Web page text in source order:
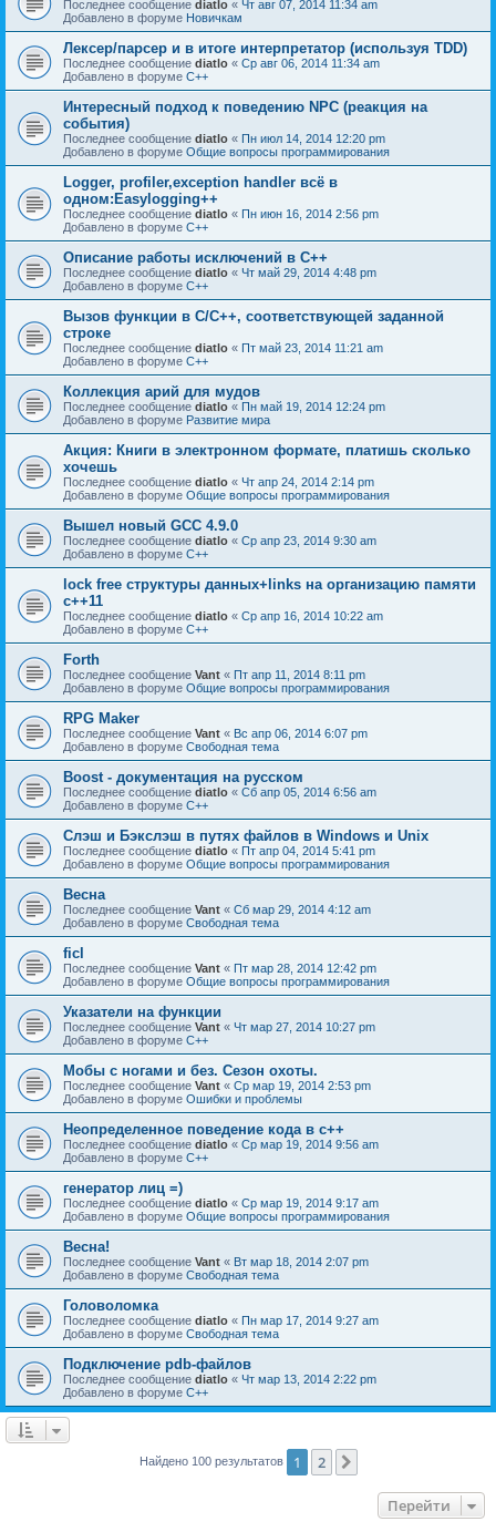
Последнее сообщение diatlo « Чт авг 07, 2014 11:34 am
Добавлено в форуме Новичкам
Лексер/парсер и в итоге интерпретатор (используя TDD)
Последнее сообщение diatlo « Ср авг 06, 2014 11:34 am
Добавлено в форуме C++
Интересный подход к поведению NPC (реакция на
события)
Последнее сообщение diatlo « Пн июл 14, 2014 12:20 pm
Добавлено в форуме Общие вопросы программирования
Logger, profiler,exception handler всё в
одном:Easylogging++
Последнее сообщение diatlo « Пн июн 16, 2014 2:56 pm
Добавлено в форуме C++
Описание работы исключений в C++
Последнее сообщение diatlo « Чт май 29, 2014 4:48 pm
Добавлено в форуме C++
Вызов функции в C/C++, соответствующей заданной
строке
Последнее сообщение diatlo « Пт май 23, 2014 11:21 am
Добавлено в форуме C++
Коллекция арий для мудов
Последнее сообщение diatlo « Пн май 19, 2014 12:24 pm
Добавлено в форуме Развитие мира
Акция: Книги в электронном формате, платишь сколько
хочешь
Последнее сообщение diatlo « Чт апр 24, 2014 2:14 pm
Добавлено в форуме Общие вопросы программирования
Вышел новый GCC 4.9.0
Последнее сообщение diatlo « Ср апр 23, 2014 9:30 am
Добавлено в форуме C++
lock free структуры данных+links на организацию памяти
c++11
Последнее сообщение diatlo « Ср апр 16, 2014 10:22 am
Добавлено в форуме C++
Forth
Последнее сообщение Vant « Пт апр 11, 2014 8:11 pm
Добавлено в форуме Общие вопросы программирования
RPG Maker
Последнее сообщение Vant « Вс апр 06, 2014 6:07 pm
Добавлено в форуме Свободная тема
Boost - документация на русском
Последнее сообщение diatlo « Сб апр 05, 2014 6:56 am
Добавлено в форуме C++
Слэш и Бэкслэш в путях файлов в Windows и Unix
Последнее сообщение diatlo « Пт апр 04, 2014 5:41 pm
Добавлено в форуме Общие вопросы программирования
Весна
Последнее сообщение Vant « Сб мар 29, 2014 4:12 am
Добавлено в форуме Свободная тема
ficl
Последнее сообщение Vant « Пт мар 28, 2014 12:42 pm
Добавлено в форуме Общие вопросы программирования
Указатели на функции
Последнее сообщение Vant « Чт мар 27, 2014 10:27 pm
Добавлено в форуме C++
Мобы с ногами и без. Сезон охоты.
Последнее сообщение Vant « Ср мар 19, 2014 2:53 pm
Добавлено в форуме Ошибки и проблемы
Неопределенное поведение кода в c++
Последнее сообщение diatlo « Ср мар 19, 2014 9:56 am
Добавлено в форуме C++
генератор лиц =)
Последнее сообщение diatlo « Ср мар 19, 2014 9:17 am
Добавлено в форуме Общие вопросы программирования
Весна!
Последнее сообщение Vant « Вт мар 18, 2014 2:07 pm
Добавлено в форуме Свободная тема
Головоломка
Последнее сообщение diatlo « Пн мар 17, 2014 9:27 am
Добавлено в форуме Свободная тема
Подключение pdb-файлов
Последнее сообщение diatlo « Чт мар 13, 2014 2:22 pm
Добавлено в форуме C++
Найдено 100 результатов 1 2
Перейти